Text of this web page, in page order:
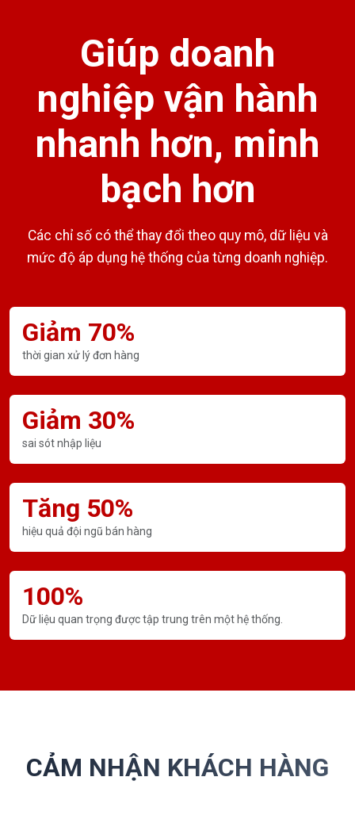
Giúp doanh
nghiệp vận hành
nhanh hơn, minh
bạch hơn
Các chỉ số có thể thay đổi theo quy mô, dữ liệu và
mức độ áp dụng hệ thống của từng doanh nghiệp.
Giảm 70%
thời gian xử lý đơn hàng
Giảm 30%
sai sót nhập liệu
Tăng 50%
hiệu quả đội ngũ bán hàng
100%
Dữ liệu quan trọng được tập trung trên một hệ thống.
CẢM NHẬN KHÁCH HÀNG